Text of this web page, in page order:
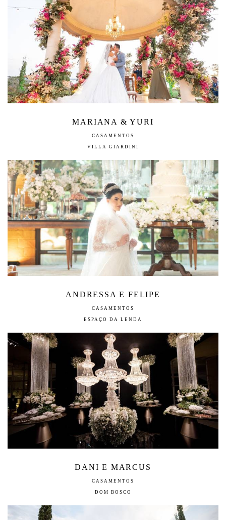
MARIANA & YURI
CASAMENTOS
VILLA GIARDINI
ANDRESSA E FELIPE
CASAMENTOS
ESPAÇO DA LENDA
DANI E MARCUS
CASAMENTOS
DOM BOSCO